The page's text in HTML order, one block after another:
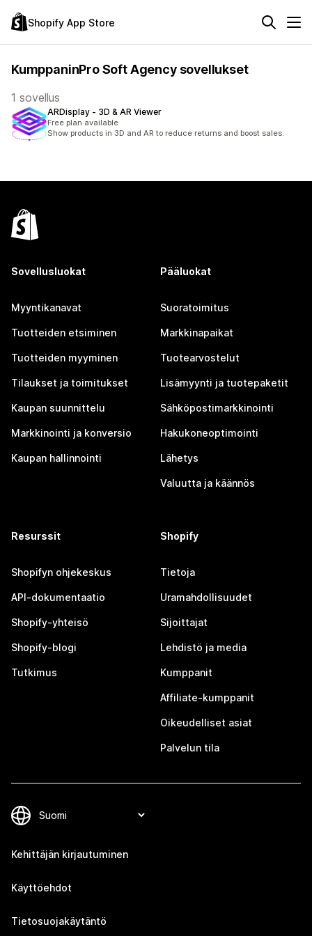
Shopify App Store
KumppaninPro Soft Agency sovellukset
1 sovellus
ARDisplay ‑ 3D & AR Viewer
Free plan available
Show products in 3D and AR to reduce returns and boost sales.
Sovellusluokat
Myyntikanavat
Tuotteiden etsiminen
Tuotteiden myyminen
Tilaukset ja toimitukset
Kaupan suunnittelu
Markkinointi ja konversio
Kaupan hallinnointi
Pääluokat
Suoratoimitus
Markkinapaikat
Tuotearvostelut
Lisämyynti ja tuotepaketit
Sähköpostimarkkinointi
Hakukoneoptimointi
Lähetys
Valuutta ja käännös
Resurssit
Shopifyn ohjekeskus
API-dokumentaatio
Shopify-yhteisö
Shopify-blogi
Tutkimus
Shopify
Tietoja
Uramahdollisuudet
Sijoittajat
Lehdistö ja media
Kumppanit
Affiliate-kumppanit
Oikeudelliset asiat
Palvelun tila
Kehittäjän kirjautuminen
Käyttöehdot
Tietosuojakäytäntö